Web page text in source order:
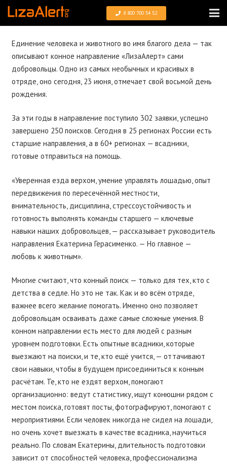
8 800 700 54 52
Единение человека и животного во имя благого дела — так
описывают конное направление «ЛизаАлерт» сами
добровольцы. Одно из самых необычных и красивых в
отряде, оно сегодня, 23 июня, отмечает свой восьмой день
рождения.
За эти годы в направление поступило 302 заявки, успешно
завершено 250 поисков. Сегодня в 25 регионах России есть
старшие направления, а в 60+ регионах — всадники,
готовые отправиться на помощь.
«Уверенная езда верхом, умение управлять лошадью, опыт
передвижения по пересечённой местности,
внимательность, дисциплина, стрессоустойчивость и
готовность выполнять команды старшего — ключевые
навыки наших добровольцев, — рассказывает руководитель
направления Екатерина Герасименко. — Но главное —
любовь к животным».
Многие считают, что конный поиск — только для тех, кто с
детства в седле. Но это не так. Как и во всём отряде,
важнее всего желание помогать. Именно оно позволяет
добровольцам осваивать даже самые сложные умения. В
конном направлении есть место для людей с разным
уровнем подготовки. Есть опытные всадники, которые
выезжают на поиски, и те, кто ещё учится, — оттачивают
свои навыки, чтобы в будущем присоединиться к конным
расчётам. Те, кто не ездят верхом, помогают
организационно: ведут статистику, ищут конюшни рядом с
местом поиска, готовят посты, фотографируют, помогают с
мероприятиями. Если человек никогда не сидел на лошади,
но очень хочет выезжать в качестве всадника, научиться
реально. По словам Екатерины, длительность подготовки
зависит от способностей человека, профессионализма